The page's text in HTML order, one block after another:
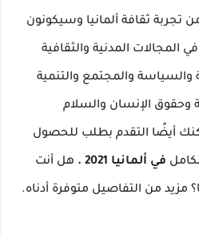
ثقافة ألمانيا وسيكونون
المجالات المدنية والثقافية
والسياسة والمجتمع والتنمية
وحقوق الإنسان والسلام
أيضًا التقدم بطلب للحصول
في ألمانيا 2021 . هل أنت
مزيد من التفاصيل متوفرة أدناه.